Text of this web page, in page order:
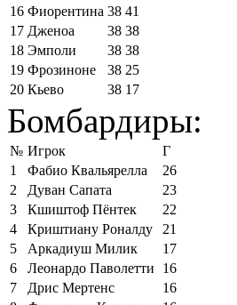
16 Фиорентина 38 41
17 Дженоа 38 38
18 Эмполи 38 38
19 Фрозиноне 38 25
20 Кьево 38 17
Бомбардиры:
№ Игрок
Г
1
Фабио Квальярелла
26
2
Дуван Сапата
23
3
Кшиштоф Пёнтек
22
4
Криштиану Роналду
21
5
Аркадиуш Милик
17
6
Леонардо Паволетти
16
7
Дрис Мертенс
16